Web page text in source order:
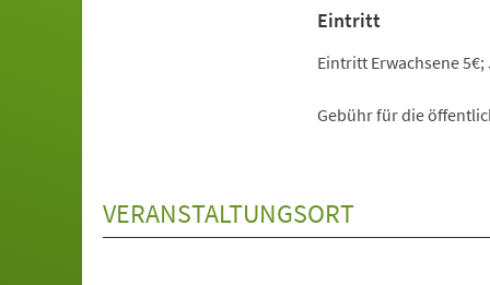
Eintritt
Eintritt Erwachsene
Gebühr für die
VERANSTALTUNGSORT